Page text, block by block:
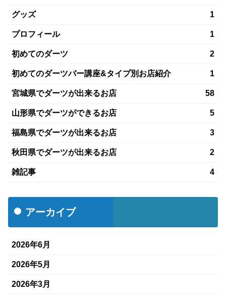
グッズ 1
プロフィール 1
初めてのダーツ 2
初めてのダーツバー講座&タイプ別お店紹介 1
宮城県でダーツが出来るお店 58
山形県でダーツができるお店 5
福島県でダーツが出来るお店 3
秋田県でダーツが出来るお店 2
雑記事 4
アーカイブ
2026年6月
2026年5月
2026年3月